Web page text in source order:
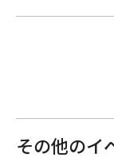
その他のイ